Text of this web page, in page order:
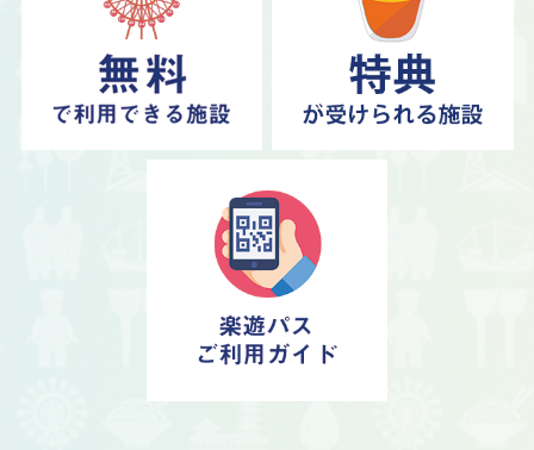
オオサカホイール（日本一の大観覧車）
08/01～09/30
お休み(長期)します。
(営業再開時期は現在未定です
)
お休み(振替)します。
キャプテンライン
08/01～08/22、08/29 営業時間変更します。
営業時間は下記のとおりです。